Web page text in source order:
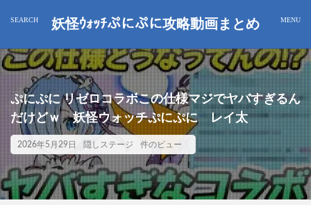
妖怪ｳｫｯﾁぷにぷに攻略動画まとめ
ぷにぷに リゼロコラボこの仕様マジでヤバすぎるん
だけどｗ 妖怪ウォッチぷにぷに レイ太
2026年5月29日 隠しステージ 件のビュー